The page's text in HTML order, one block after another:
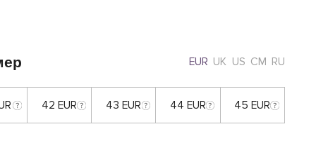
EUR UK US CM RU
42 EUR 43 EUR 44 EUR 45 EUR